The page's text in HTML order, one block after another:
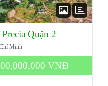
Quận 2
Minh
VNĐ